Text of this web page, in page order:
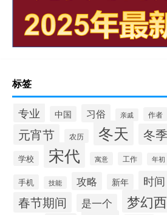
标签
专业 中国 习俗 亲戚 作者
元宵节 农历 冬天 冬季
学校 宋代 寓意 工作 年初
手机 技能 攻略 新年 时间
春节期间 是一个 梦幻